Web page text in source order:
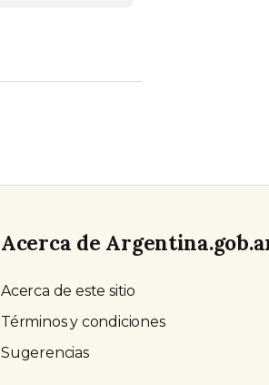
Acerca de
Acerca de este sitio
Términos y condiciones
Sugerencias